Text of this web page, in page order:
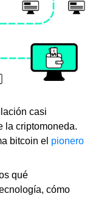
casi
la criptomoneda.
bitcoin el pionero
qué
cómo